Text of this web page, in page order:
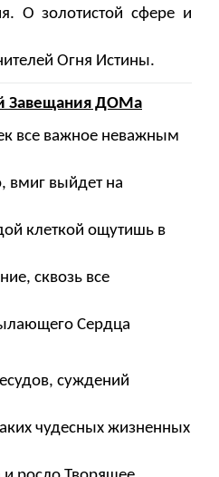
О золотистой сфере и
Огня Истины.
Завещания ДОМа
все важное неважным
вмиг выйдет на
клеткой ощутишь в
сквозь все
Сердца
суждений
чудесных жизненных